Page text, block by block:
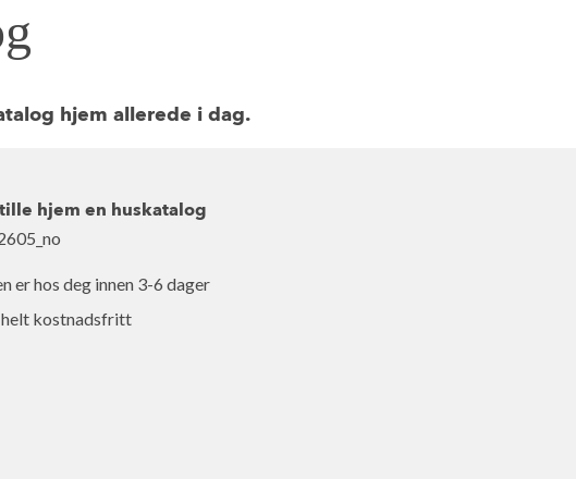
hjem allerede i dag.
hjem en huskatalog
er hos deg innen 3-6 dager
helt kostnadsfritt